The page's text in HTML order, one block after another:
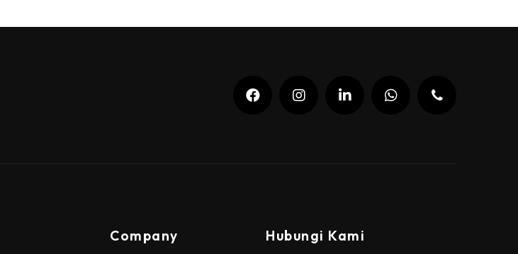
Company Hubungi Kami